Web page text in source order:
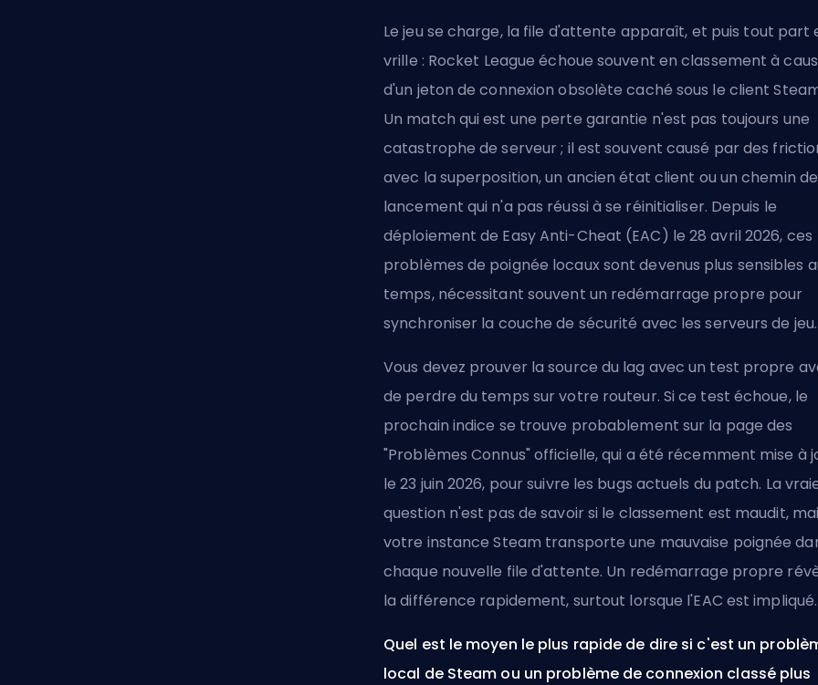
Le jeu se charge, la file d'attente apparaît, et puis tout part
vrille : Rocket League échoue souvent en classement à
d'un jeton de connexion obsolète caché sous le client
Un match qui est une perte garantie n'est pas toujours une
catastrophe de serveur ; il est souvent causé par des
avec la superposition, un ancien état client ou un chemin de
lancement qui n'a pas réussi à se réinitialiser. Depuis le
déploiement de Easy Anti-Cheat (EAC) le 28 avril 2026, ces
problèmes de poignée locaux sont devenus plus sensibles
temps, nécessitant souvent un redémarrage propre pour
synchroniser la couche de sécurité avec les serveurs de jeu.
Vous devez prouver la source du lag avec un test propre
de perdre du temps sur votre routeur. Si ce test échoue, le
prochain indice se trouve probablement sur la page des
"Problèmes Connus" officielle, qui a été récemment mise à
le 23 juin 2026, pour suivre les bugs actuels du patch. La
question n'est pas de savoir si le classement est maudit,
votre instance Steam transporte une mauvaise poignée
chaque nouvelle file d'attente. Un redémarrage propre
la différence rapidement, surtout lorsque l'EAC est impliqué.
Quel est le moyen le plus rapide de dire si c'est un
local de Steam ou un problème de connexion classé plus